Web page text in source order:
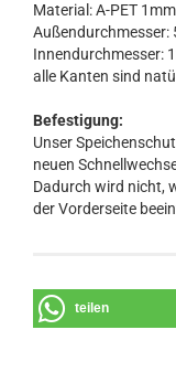
Material: A-PET 1mm
Außendurchmesser:
Innendurchmesser:
alle Kanten sind
Befestigung:
Unser
neuen
Dadurch wird nicht,
der Vorderseite
teilen